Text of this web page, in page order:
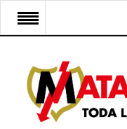
INICIO
RAYO VALLECANO
CANTERA Y ESCUELA